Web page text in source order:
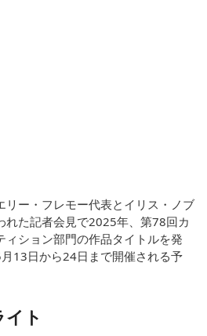
リー・フレモー代表とイリス・ノブ
れた記者会見で2025年、第78回カ
ィション部門の作品タイトルを発
13日から24日まで開催される予
ト